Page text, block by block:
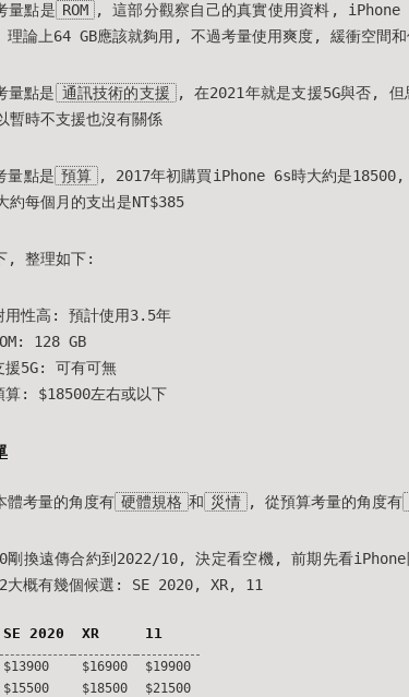
量點是 ROM , 這部分觀察自己的真實使用資料, iPhone
論上64 GB應該就夠用, 不過考量使用爽度, 緩衝空間
量點是 通訊技術的支援
, 在2021年就是支援5G與否, 但
時不支援也沒有關係
量點是 預算 , 2017年初購買iPhone 6s時大約是18500,
每個月的支出是NT$385
, 整理如下:
用性高: 預計使用3.5年
128 GB
援5G: 可有可無
算: $18500左右或以下
體考量的角度有 硬體規格 和 災情 , 從預算考量的角度有
剛換遠傳合約到2022/10, 決定看空機, 前期先看
大概有幾個候選: SE 2020, XR, 11
SE 2020 XR 11
$13900 $16900
$19900
$15500 $18500 $21500